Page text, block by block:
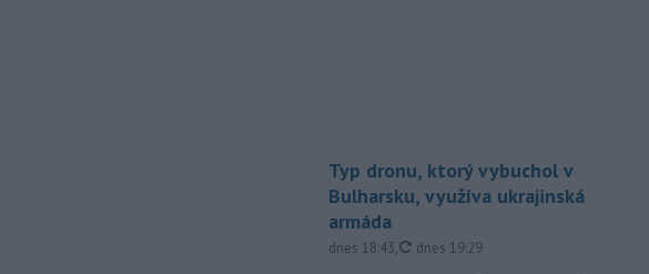
Typ dronu, ktorý vybuchol v
Bulharsku, využíva ukrajinská
armáda
dnes 18:43, aktualizované
dnes 19:29